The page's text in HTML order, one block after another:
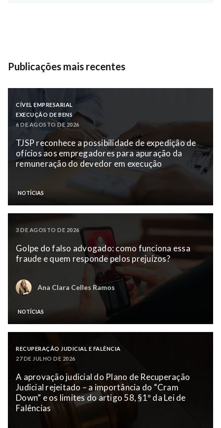
Publicações mais recentes
CÍVEL EMPRESARIAL
EXECUÇÃO DE BENS
6 DE AGOSTO DE 2026
TJSP reconhece a possibilidade de expedição de
ofícios aos empregadores para apuração da
remuneração do devedor em execução
NOTÍCIAS
3 DE AGOSTO DE 2026
Golpe do falso advogado: como funciona essa
fraude e quem responde pelos prejuízos?
Ana Clara Celles Ramos
NOTÍCIAS
RECUPERAÇÃO JUDICIAL E FALÊNCIA
27 DE JULHO DE 2026
A aprovação judicial do Plano de Recuperação
Judicial rejeitado – a importância do “Cram
Down” e os limites do artigo 58, §1º da Lei de
Falências